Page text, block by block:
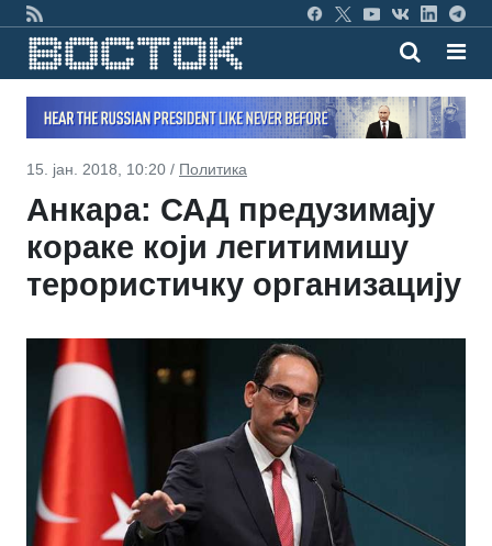
15. јан. 2018, 10:20 / Политика
Анкара: САД предузимају
кораке који легитимишу
терористичку организацију